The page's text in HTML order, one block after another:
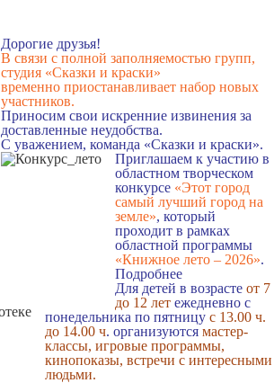
Дорогие друзья!
В связи с полной заполняемостью групп,
студия «Сказки и краски»
временно приостанавливает набор новых
участников.
Приносим свои искренние извинения за
доставленные неудобства.
С уважением, команда «Сказки и краски».
Приглашаем к участию в
областном творческом
конкурсе «Этот город
самый лучший город на
земле», который
проходит в рамках
областной программы
«Книжное лето – 2026».
Подробнее
Для детей в возрасте от 7
до 12 лет ежедневно с
понедельника по пятницу с 13.00 ч.
до 14.00 ч. организуются мастер-
классы, игровые программы,
кинопоказы, встречи с интересными
людьми.